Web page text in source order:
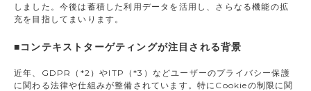
お問い合わせ
しました。今後は蓄積した利用データを活用し、さらなる機能の拡
充を目指してまいります。
■コンテキストターゲティングが注目される背景
近年、GDPR（*2）やITP（*3）などユーザーのプライバシー保護
に関わる法律や仕組みが整備されています。特にCookieの制限に関